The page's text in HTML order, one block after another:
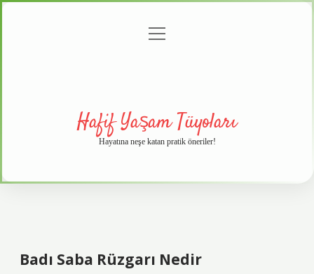
menüyü
Hafif Yaşam Tüyoları
Hayatına neşe katan pratik öneriler!
Badı Saba Rüzgarı Nedir